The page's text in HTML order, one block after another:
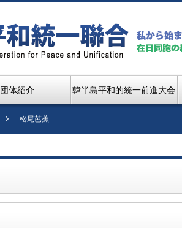
団体紹介 韓半島平和的統一前進大会
松尾芭蕉